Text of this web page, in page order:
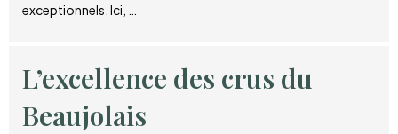
exceptionnels. Ici, …
L’excellence des crus du
Beaujolais